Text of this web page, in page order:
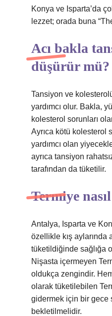
Konya ve Isparta’da
lezzet; orada buna
Acı bakla
düşürür mü?
Tansiyon ve
yardımcı olur. Bakla,
kolesterol sorunları
Ayrıca kötü kolesterol
yardımcı olan
ayrıca tansiyon
tarafından da tüketilir.
Termiye
Antalya, Isparta ve
özellikle kış aylarında
tüketildiğinde sağlığa
Nişasta içermeyen
oldukça zengindir.
olarak tüketilebilen
gidermek için bir gece
bekletilmelidir.